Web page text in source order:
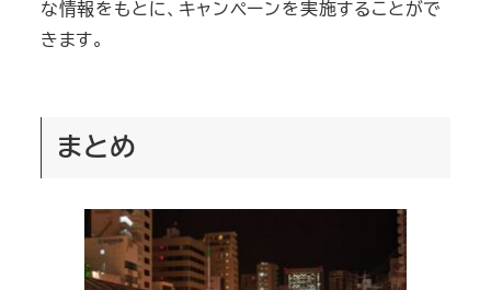
な情報をもとに、キャンペーンを実施することがで
きます。
まとめ